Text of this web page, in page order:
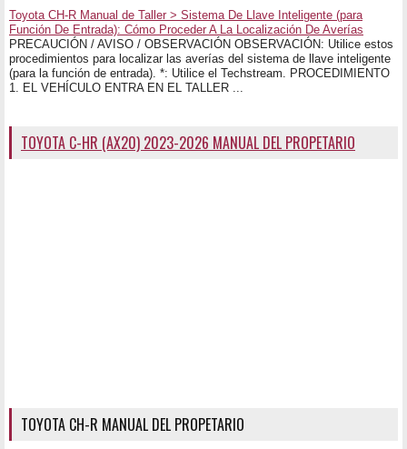
Toyota CH-R Manual de Taller > Sistema De Llave Inteligente (para
Función De Entrada): Cómo Proceder A La Localización De Averías
PRECAUCIÓN / AVISO / OBSERVACIÓN OBSERVACIÓN: Utilice estos
procedimientos para localizar las averías del sistema de llave inteligente
(para la función de entrada). *: Utilice el Techstream. PROCEDIMIENTO
1. EL VEHÍCULO ENTRA EN EL TALLER ...
TOYOTA C-HR (AX20) 2023-2026 MANUAL DEL PROPETARIO
TOYOTA CH-R MANUAL DEL PROPETARIO